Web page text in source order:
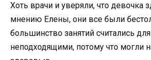
Хоть врачи и уверяли, что девочка
мнению Елены, они все были
большинство занятий считались
неподходящими, потому что могли